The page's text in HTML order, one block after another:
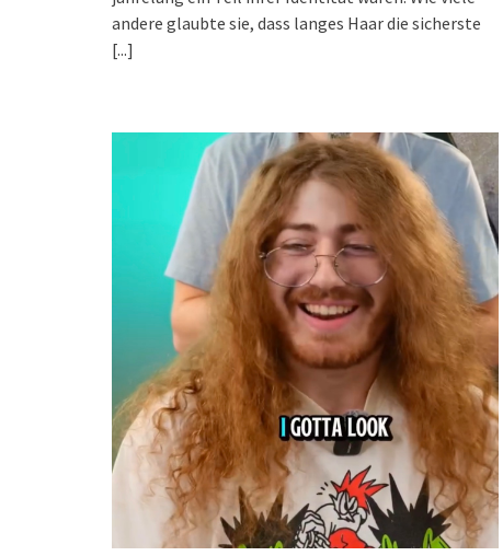
andere glaubte sie, dass langes Haar die sicherste
[...]